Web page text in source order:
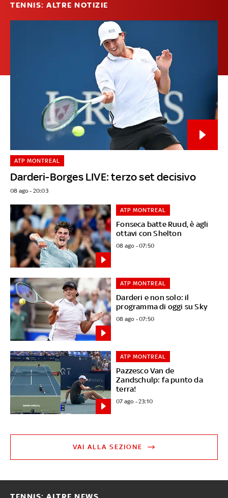
TENNIS: ALTRE NOTIZIE
Darderi-Borges LIVE: terzo set decisivo
ATP MONTREAL
08 ago - 20:03
Fonseca batte Ruud, è agli
ottavi con Shelton
ATP MONTREAL
08 ago - 07:50
Darderi e non solo: il
programma di oggi su Sky
ATP MONTREAL
08 ago - 07:50
Pazzesco Van de
Zandschulp: fa punto da
terra!
ATP MONTREAL
07 ago - 23:10
VAI ALLA SEZIONE